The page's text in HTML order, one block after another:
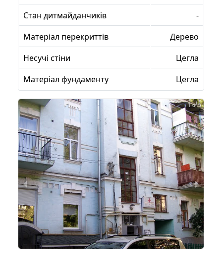
Стан дитмайданчиків
-
Матеріал перекриттів
Дерево
Несучі стіни
Цегла
Матеріал фундаменту
Цегла
1 of 5